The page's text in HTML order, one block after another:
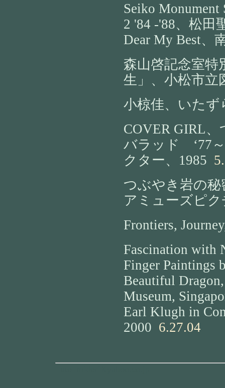
Seiko
2 '84 -'88、松田
Dear My Best、
森山啓記念室特
生」、小松市立
小椋佳、いたず
COVER GIRL
バラッド ‘77
クター、1985
つぶやき岩の
アミューズピ
Frontiers,
Fascination with
Finger Paintings
Beautiful
Museum,
Earl Klugh in
2000 6.27.04